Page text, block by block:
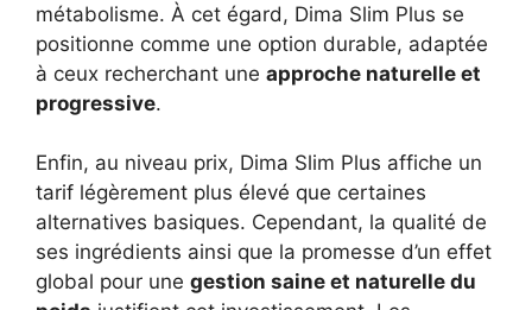
métabolisme. À cet égard, Dima Slim Plus se
positionne comme une option durable, adaptée
à ceux recherchant une approche naturelle et
progressive.
Enfin, au niveau prix, Dima Slim Plus affiche un
tarif légèrement plus élevé que certaines
alternatives basiques. Cependant, la qualité de
ses ingrédients ainsi que la promesse d’un effet
global pour une gestion saine et naturelle du